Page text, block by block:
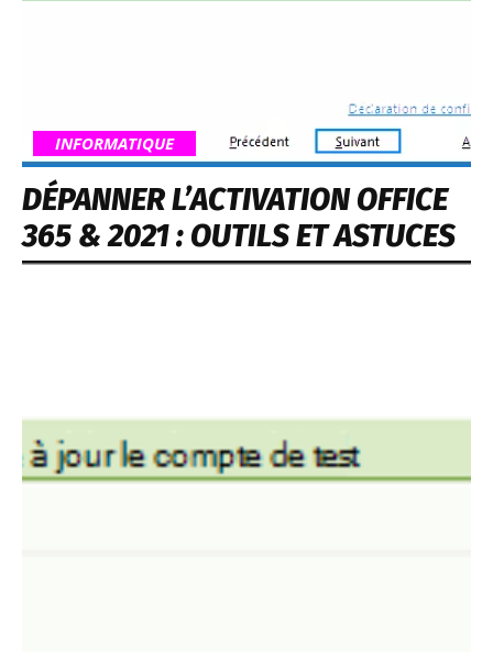
INFORMATIQUE
DÉPANNER L’ACTIVATION OFFICE
365 & 2021 : OUTILS ET ASTUCES